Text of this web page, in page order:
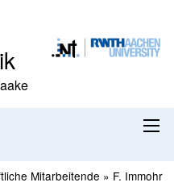
Mitarbeitende » F. Immohr